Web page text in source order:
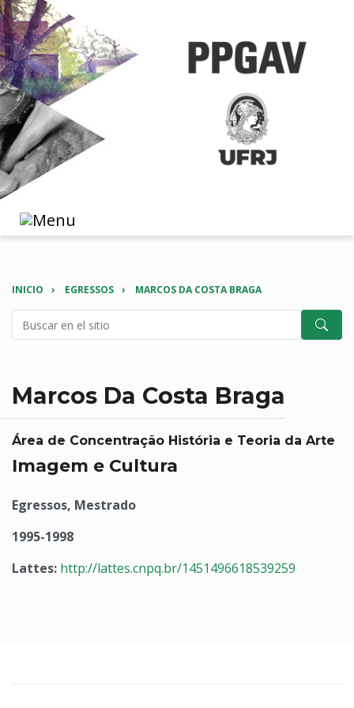
INICIO EGRESSOS MARCOS DA COSTA BRAGA
Marcos Da Costa Braga
Área de Concentração História e Teoria da Arte
Imagem e Cultura
Egressos, Mestrado
1995-1998
Lattes: http://lattes.cnpq.br/1451496618539259